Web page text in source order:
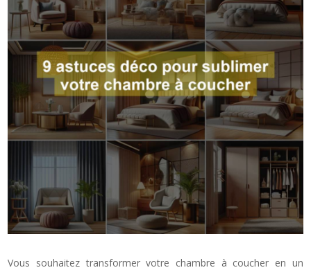
Vous souhaitez transformer votre chambre à coucher en un